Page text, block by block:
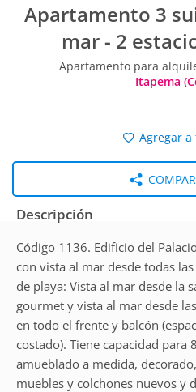
Apartamento 3
mar - 2
Apartamento para
Itapema
Agregar a
Descripción
Código 1136. Edificio del
con vista al mar desde todas
de playa: Vista al mar desde la
gourmet y vista al mar desde
en todo el frente y balcón
costado). Tiene capacidad para
amueblado a medida,
muebles y colchones nuevos y